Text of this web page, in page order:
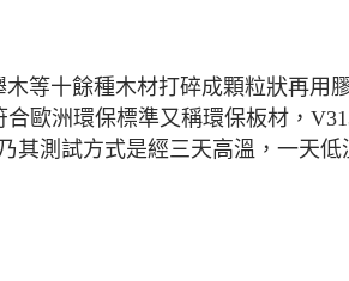
等十餘種木材打碎成顆粒狀再用
歐洲環保標準又稱環保板材，
測試方式是經三天高溫，一天